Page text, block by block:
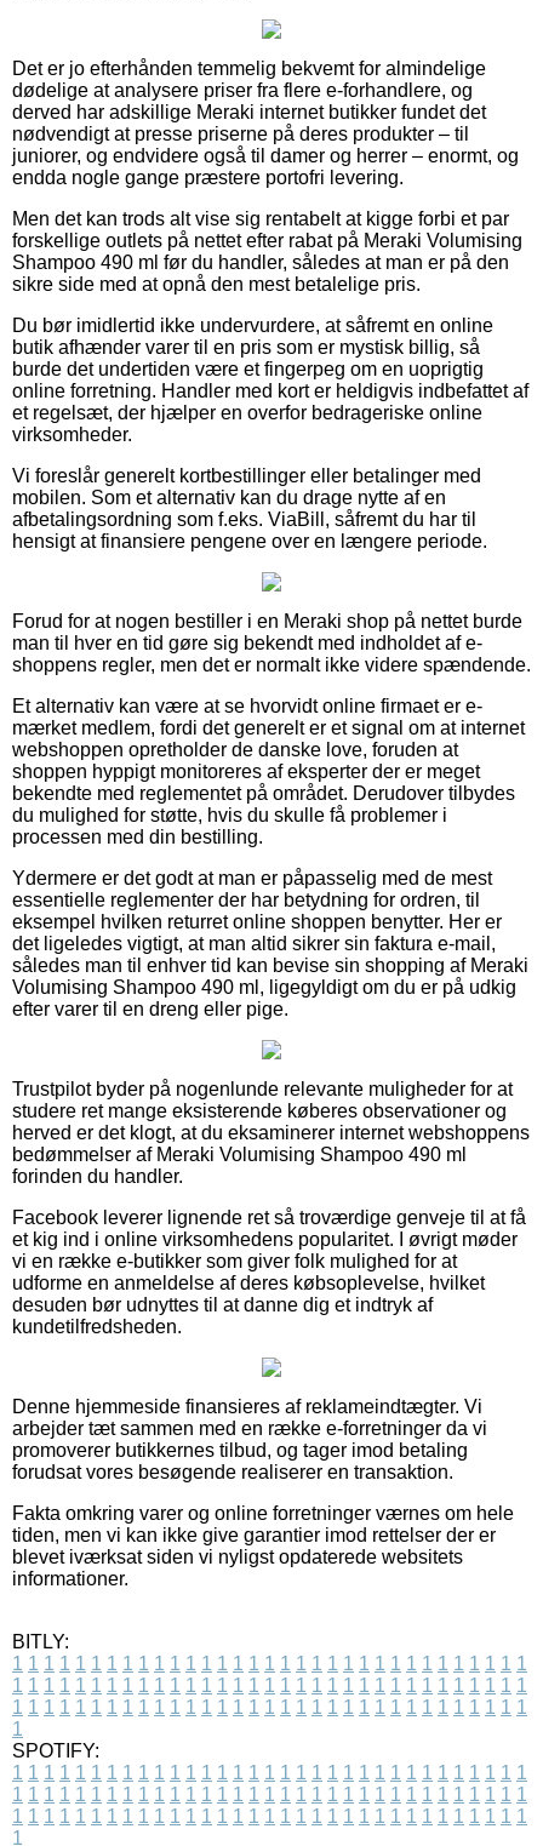
Det er jo efterhånden temmelig bekvemt for almindelige
dødelige at analysere priser fra flere e-forhandlere, og
derved har adskillige Meraki internet butikker fundet det
nødvendigt at presse priserne på deres produkter – til
juniorer, og endvidere også til damer og herrer – enormt, og
endda nogle gange præstere portofri levering.
Men det kan trods alt vise sig rentabelt at kigge forbi et par
forskellige outlets på nettet efter rabat på Meraki Volumising
Shampoo 490 ml før du handler, således at man er på den
sikre side med at opnå den mest betalelige pris.
Du bør imidlertid ikke undervurdere, at såfremt en online
butik afhænder varer til en pris som er mystisk billig, så
burde det undertiden være et fingerpeg om en uoprigtig
online forretning. Handler med kort er heldigvis indbefattet af
et regelsæt, der hjælper en overfor bedrageriske online
virksomheder.
Vi foreslår generelt kortbestillinger eller betalinger med
mobilen. Som et alternativ kan du drage nytte af en
afbetalingsordning som f.eks. ViaBill, såfremt du har til
hensigt at finansiere pengene over en længere periode.
Forud for at nogen bestiller i en Meraki shop på nettet burde
man til hver en tid gøre sig bekendt med indholdet af e-
shoppens regler, men det er normalt ikke videre spændende.
Et alternativ kan være at se hvorvidt online firmaet er e-
mærket medlem, fordi det generelt er et signal om at internet
webshoppen opretholder de danske love, foruden at
shoppen hyppigt monitoreres af eksperter der er meget
bekendte med reglementet på området. Derudover tilbydes
du mulighed for støtte, hvis du skulle få problemer i
processen med din bestilling.
Ydermere er det godt at man er påpasselig med de mest
essentielle reglementer der har betydning for ordren, til
eksempel hvilken returret online shoppen benytter. Her er
det ligeledes vigtigt, at man altid sikrer sin faktura e-mail,
således man til enhver tid kan bevise sin shopping af Meraki
Volumising Shampoo 490 ml, ligegyldigt om du er på udkig
efter varer til en dreng eller pige.
Trustpilot byder på nogenlunde relevante muligheder for at
studere ret mange eksisterende køberes observationer og
herved er det klogt, at du eksaminerer internet webshoppens
bedømmelser af Meraki Volumising Shampoo 490 ml
forinden du handler.
Facebook leverer lignende ret så troværdige genveje til at få
et kig ind i online virksomhedens popularitet. I øvrigt møder
vi en række e-butikker som giver folk mulighed for at
udforme en anmeldelse af deres købsoplevelse, hvilket
desuden bør udnyttes til at danne dig et indtryk af
kundetilfredsheden.
Denne hjemmeside finansieres af reklameindtægter. Vi
arbejder tæt sammen med en række e-forretninger da vi
promoverer butikkernes tilbud, og tager imod betaling
forudsat vores besøgende realiserer en transaktion.
Fakta omkring varer og online forretninger værnes om hele
tiden, men vi kan ikke give garantier imod rettelser der er
blevet iværksat siden vi nyligst opdaterede websitets
informationer.
BITLY:
1 1 1 1 1 1 1 1 1 1 1 1 1 1 1 1 1 1 1 1 1 1 1 1 1 1 1 1 1 1 1 1 1
1 1 1 1 1 1 1 1 1 1 1 1 1 1 1 1 1 1 1 1 1 1 1 1 1 1 1 1 1 1 1 1 1
1 1 1 1 1 1 1 1 1 1 1 1 1 1 1 1 1 1 1 1 1 1 1 1 1 1 1 1 1 1 1 1 1
1
SPOTIFY:
1 1 1 1 1 1 1 1 1 1 1 1 1 1 1 1 1 1 1 1 1 1 1 1 1 1 1 1 1 1 1 1 1
1 1 1 1 1 1 1 1 1 1 1 1 1 1 1 1 1 1 1 1 1 1 1 1 1 1 1 1 1 1 1 1 1
1 1 1 1 1 1 1 1 1 1 1 1 1 1 1 1 1 1 1 1 1 1 1 1 1 1 1 1 1 1 1 1 1
1